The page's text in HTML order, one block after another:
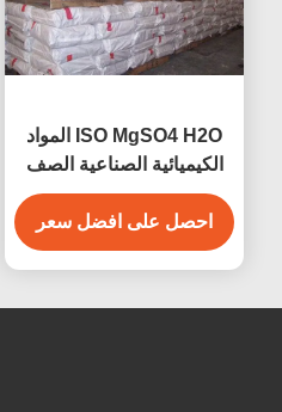
ISO MgSO4 H2O المواد
الكيميائية الصناعية الصف
كبريتات المغنيسيوم
مونوهيدرات CAS 14168-
73-1
احصل على افضل سعر